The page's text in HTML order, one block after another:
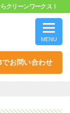
クリーンワークス！
MENU
でお問い合わせ